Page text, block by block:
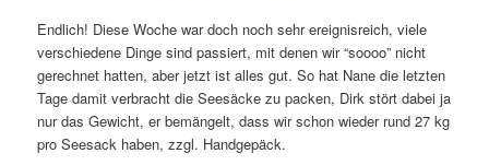
Endlich! Diese Woche war doch noch sehr ereignisreich, viele
verschiedene Dinge sind passiert, mit denen wir “soooo” nicht
gerechnet hatten, aber jetzt ist alles gut. So hat Nane die letzten
Tage damit verbracht die Seesäcke zu packen, Dirk stört dabei ja
nur das Gewicht, er bemängelt, dass wir schon wieder rund 27 kg
pro Seesack haben, zzgl. Handgepäck.